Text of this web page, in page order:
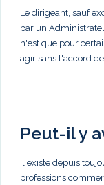
Le dirigeant, sauf
par un
n'est que pour
agir sans l'accord
Peut-il y
Il existe depuis
professions